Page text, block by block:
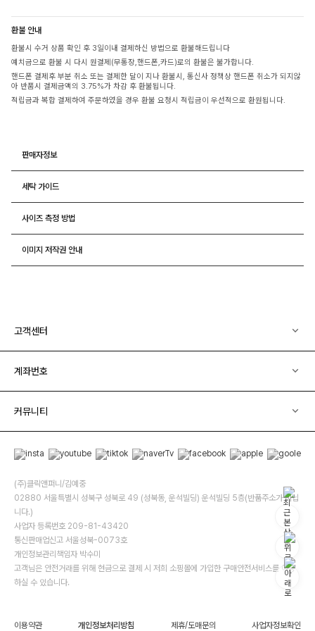
환불 안내
환불시 수거 상품 확인 후 3일이내 결제하신 방법으로 환불해드립니다
예치금으로 환불 시 다시 원결제(무통장,핸드폰,카드)로의 환불은 불가합니다.
핸드폰 결제후 부분 취소 또는 결제한 달이 지나 환불시, 통신사 정책상 핸드폰 취소가 되지않
아 반품시 결제금액의 3.75%가 차감 후 환불됩니다.
적립금과 복합 결제하여 주문하였을 경우 환불 요청시 적립금이 우선적으로 환원됩니다.
판매자정보
세탁 가이드
사이즈 측정 방법
이미지 저작권 안내
고객센터
계좌번호
커뮤니티
(주)클릭앤퍼니/김예중
02880 서울특별시 성북구 성북로 49 (성북동, 운석빌딩) 운석빌딩 5층(반품주소가 아닙
니다.)
사업자 등록번호 209-81-43420
통신판매업신고 서울성북-0073호
개인정보관리책임자 박수미
고객님은 안전거래를 위해 현금으로 결제 시 저희 소핑몰에 가입한 구매안전서비스를 이용
하실 수 있습니다.
이용약관 개인정보처리방침 제휴/도매문의 사업자정보확인